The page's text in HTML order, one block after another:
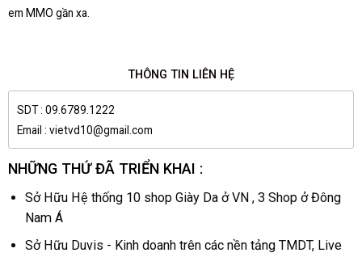
em MMO gần xa.
THÔNG TIN LIÊN HỆ
SDT : 09.6789.1222
Email : vietvd10@gmail.com
NHỮNG THỨ ĐÃ TRIỂN KHAI :
Sở Hữu Hệ thống 10 shop Giày Da ở VN , 3 Shop ở Đông
Nam Á
Sở Hữu Duvis - Kinh doanh trên các nền tảng TMDT, Live